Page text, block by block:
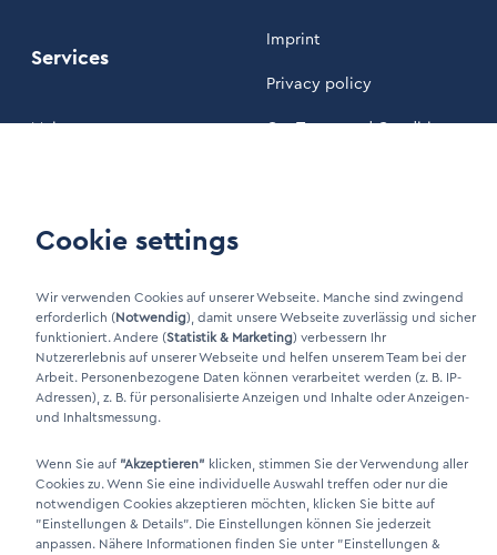
Services
Maintenance
Imprint
Privacy policy
Our Terms and Conditions
Xing Link
DINO Dampferzeuger GmbH - Electric steam generators "Made in
Germany" 2026
Cookie settings
Wir verwenden Cookies auf unserer Webseite. Manche sind zwingend
erforderlich (Notwendig), damit unsere Webseite zuverlässig und sicher
funktioniert. Andere (Statistik & Marketing) verbessern Ihr
Nutzererlebnis auf unserer Webseite und helfen unserem Team bei der
Arbeit. Personenbezogene Daten können verarbeitet werden (z. B. IP-
Adressen), z. B. für personalisierte Anzeigen und Inhalte oder Anzeigen-
und Inhaltsmessung.
Wenn Sie auf "Akzeptieren" klicken, stimmen Sie der Verwendung aller
Cookies zu. Wenn Sie eine individuelle Auswahl treffen oder nur die
notwendigen Cookies akzeptieren möchten, klicken Sie bitte auf
"Einstellungen & Details". Die Einstellungen können Sie jederzeit
anpassen. Nähere Informationen finden Sie unter "Einstellungen &